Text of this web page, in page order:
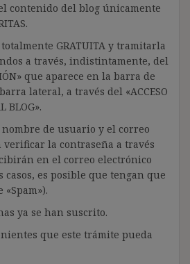
contenido del blog únicamente
GRATUITA y tramitarla
a través, indistintamente, del
que aparece en la barra de
lateral, a través del «ACCESO
BLOG».
de usuario y el correo
la contraseña a través
en el correo electrónico
es posible que tengan que
ya se han suscrito.
que este trámite pueda